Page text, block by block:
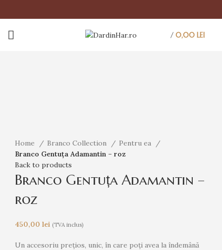
/ 0,00 LEI
Home
Branco Collection
Pentru ea
Branco Gentuța Adamantin – roz
Back to products
Branco Gentuța Adamantin –
roz
450,00 lei (TVA inclus)
Un accesoriu prețios, unic, în care poți avea la îndemână